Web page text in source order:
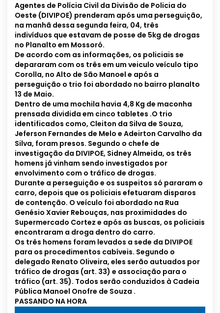
Agentes de Polícia Civil da Divisão de Policia do
Oeste (DIVIPOE) prenderam após uma perseguição,
na manhã dessa segunda feira, 04, três
indivíduos que estavam de posse de 5kg de drogas
no Planalto em Mossoró.
De acordo com as informações, os policiais se
depararam com os três em um veiculo veículo tipo
Corolla, no Alto de São Manoel e após a
perseguição o trio foi abordado no bairro planalto
13 de Maio.
Dentro de uma mochila havia 4,8 Kg de maconha
prensada dividida em cinco tabletes .O trio
identificados como, Cleiton da Silva de Souza,
Jeferson Fernandes de Melo e Adeirton Carvalho da
Silva, foram presos. Segundo o chefe de
investigação da DIVIPOE, Sidney Almeida, os três
homens já vinham sendo investigados por
envolvimento com o tráfico de drogas.
Durante a perseguição e os suspeitos só pararam o
carro, depois que os policiais efetuaram disparos
de contenção. O veículo foi abordado na Rua
Genésio Xavier Rebouças, nas proximidades do
Supermercado Cortez e após as buscas, os policiais
encontraram a droga dentro do carro.
Os três homens foram levados a sede da DIVIPOE
para os procedimentos cabíveis. Segundo o
delegado Renato Oliveira, eles serão autuados por
tráfico de drogas (art. 33) e associação para o
tráfico (art. 35). Todos serão conduzidos à Cadeia
Pública Manoel Onofre de Souza .
PASSANDO NA HORA